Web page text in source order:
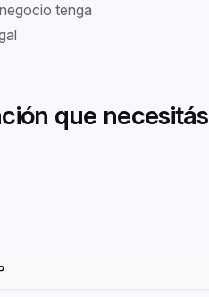
tenga
que necesitás